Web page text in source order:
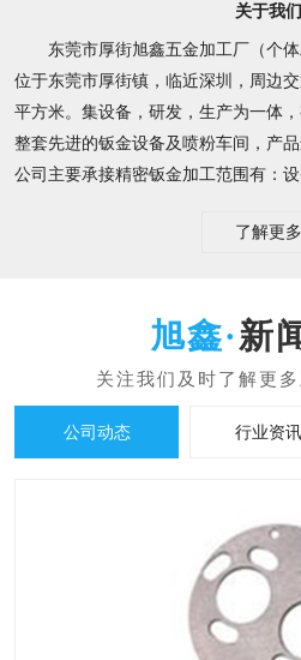
关于我们
东莞市厚街旭鑫五金加工厂（个体
位于东莞市厚街镇，临近深圳，周边
平方米。集设备，研发，生产为一体
整套先进的钣金设备及喷粉车间，产
公司主要承接精密钣金加工范围有：设
了解更多
新
公司动态 行业资讯